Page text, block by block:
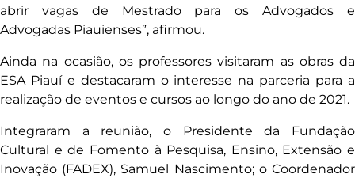
abrir vagas de Mestrado para os Advogados e
Advogadas Piauienses”, afirmou.
Ainda na ocasião, os professores visitaram as obras da
ESA Piauí e destacaram o interesse na parceria para a
realização de eventos e cursos ao longo do ano de 2021.
Integraram a reunião, o Presidente da Fundação
Cultural e de Fomento à Pesquisa, Ensino, Extensão e
Inovação (FADEX), Samuel Nascimento; o Coordenador